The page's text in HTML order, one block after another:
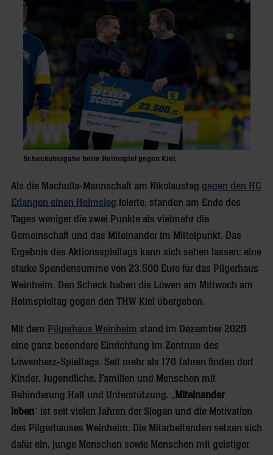
Scheckübergabe beim Heimspiel gegen Kiel.
Als die Machulla-Mannschaft am Nikolaustag gegen den HC
Erlangen einen Heimsieg feierte, standen am Ende des
Tages weniger die zwei Punkte als vielmehr die
Gemeinschaft und das Miteinander im Mittelpunkt. Das
Ergebnis des Aktionsspieltags kann sich sehen lassen: eine
starke Spendensumme von 23.500 Euro für das Pilgerhaus
Weinheim. Den Scheck haben die Löwen am Mittwoch am
Heimspieltag gegen den THW Kiel übergeben.
Mit dem Pilgerhaus Weinheim stand im Dezember 2025
eine ganz besondere Einrichtung im Zentrum des
Löwenherz-Spieltags. Seit mehr als 170 Jahren finden dort
Kinder, Jugendliche, Familien und Menschen mit
Behinderung Halt und Unterstützung. „Miteinander
leben“ ist seit vielen Jahren der Slogan und die Motivation
des Pilgerhauses Weinheim. Die Mitarbeitenden setzen sich
dafür ein, junge Menschen sowie Menschen mit geistiger